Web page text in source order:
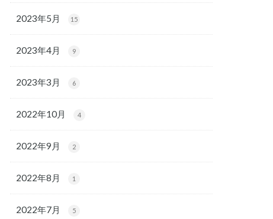
2023年5月 15
2023年4月 9
2023年3月 6
2022年10月 4
2022年9月 2
2022年8月 1
2022年7月 5